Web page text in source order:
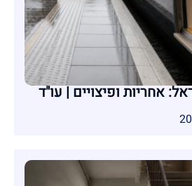
אחריות ופיצויים | עו"ד